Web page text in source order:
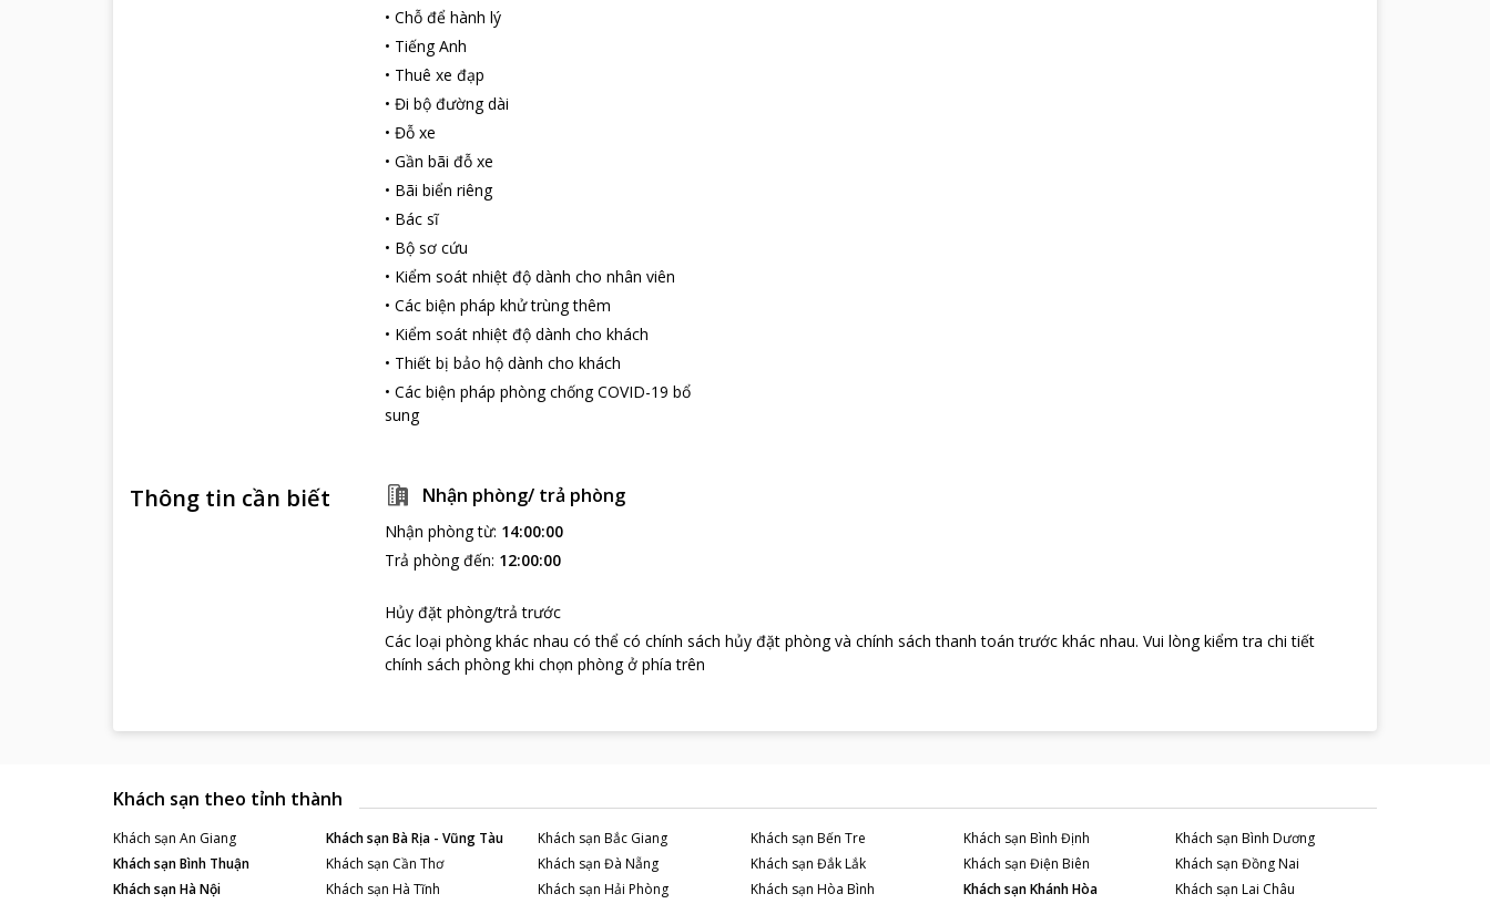
• Chỗ để hành lý
• Tiếng Anh
• Thuê xe đạp
• Đi bộ đường dài
• Đỗ xe
• Gần bãi đỗ xe
• Bãi biển riêng
• Bác sĩ
• Bộ sơ cứu
• Kiểm soát nhiệt độ dành cho nhân viên
• Các biện pháp khử trùng thêm
• Kiểm soát nhiệt độ dành cho khách
• Thiết bị bảo hộ dành cho khách
• Các biện pháp phòng chống COVID-19 bổ
sung
Thông tin cần biết Nhận phòng/ trả phòng
Nhận phòng từ: 14:00:00
Trả phòng đến: 12:00:00
Hủy đặt phòng/trả trước
Các loại phòng khác nhau có thể có chính sách hủy đặt phòng và chính sách thanh toán trước khác nhau. Vui lòng kiểm tra chi tiết
chính sách phòng khi chọn phòng ở phía trên
Khách sạn theo tỉnh thành
Khách sạn An Giang Khách sạnBà Rịa - Vũng Tàu Khách sạn Bắc Giang Khách sạn Bến Tre Khách sạn Bình Định Khách sạn Bình Dương
Khách sạnBình Thuận Khách sạn Cần Thơ Khách sạn Đà Nẵng Khách sạn Đắk Lắk Khách sạn Điện Biên Khách sạn Đồng Nai
Khách sạnHà Nội Khách sạn Hà Tĩnh Khách sạn Hải Phòng Khách sạn Hòa Bình Khách sạnKhánh Hòa Khách sạn Lai Châu